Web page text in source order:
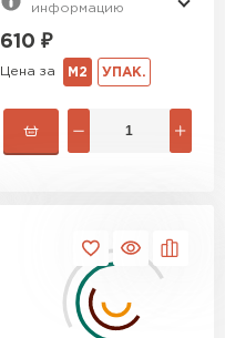
информацию
610 ₽
Цена за М2 УПАК.